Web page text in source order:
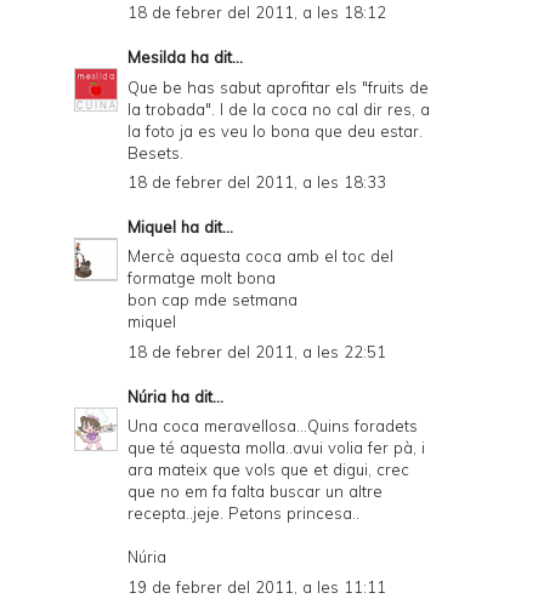
18 de febrer del 2011, a les 18:12
Mesilda ha dit...
Que be has sabut aprofitar els "fruits de
la trobada". I de la coca no cal dir res, a
la foto ja es veu lo bona que deu estar.
Besets.
18 de febrer del 2011, a les 18:33
Miquel ha dit...
Mercè aquesta coca amb el toc del
formatge molt bona
bon cap mde setmana
miquel
18 de febrer del 2011, a les 22:51
Núria ha dit...
Una coca meravellosa...Quins foradets
que té aquesta molla..avui volia fer pà, i
ara mateix que vols que et digui, crec
que no em fa falta buscar un altre
recepta..jeje. Petons princesa..
Núria
19 de febrer del 2011, a les 11:11